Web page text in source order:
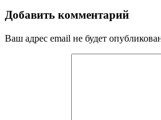
записям
Добавить комментарий
Ваш адрес email не будет